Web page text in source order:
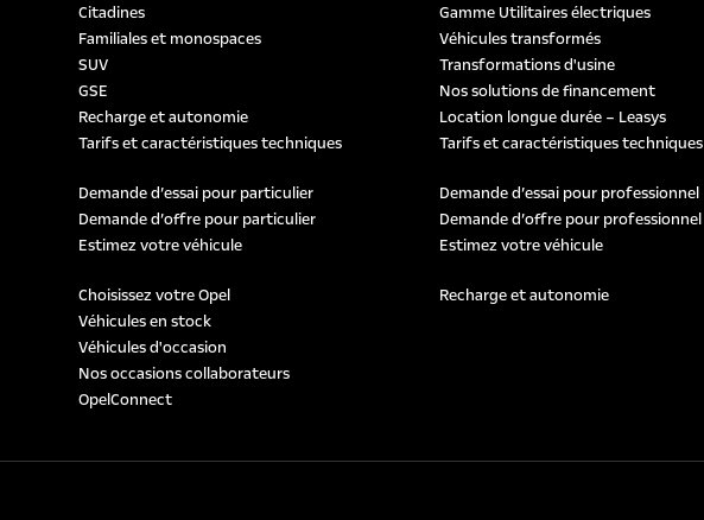
Citadines
Familiales et monospaces
SUV
GSE
Recharge et autonomie
Tarifs et caractéristiques techniques
Demande d’essai pour particulier
Demande d’offre pour particulier
Estimez votre véhicule
Choisissez votre Opel
Véhicules en stock
Véhicules d'occasion
Nos occasions collaborateurs
OpelConnect
Gamme Utilitaires électriques
Véhicules transformés
Transformations d'usine
Nos solutions de financement
Location longue durée – Leasys
Tarifs et caractéristiques techniques
Demande d’essai pour professionnel
Demande d’offre pour professionnel
Estimez votre véhicule
Recharge et autonomie